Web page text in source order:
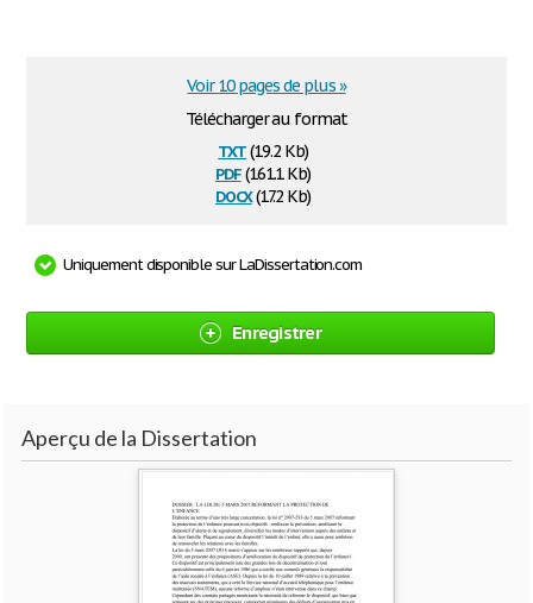
Télécharger au format
txt(19.2 Kb)
pdf(161.1 Kb)
docx(17.2 Kb)
Voir 10 pages de plus »
Uniquement disponible sur LaDissertation.com
Enregistrer
Aperçu de la Dissertation